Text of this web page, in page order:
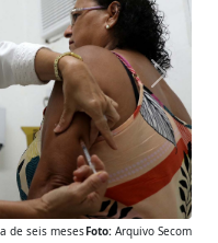
Foto: Arquivo Secom
de seis meses